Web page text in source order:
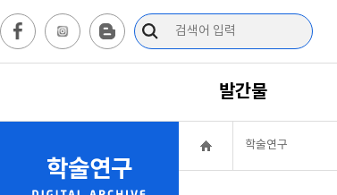
발간물
학술연구
학술연구